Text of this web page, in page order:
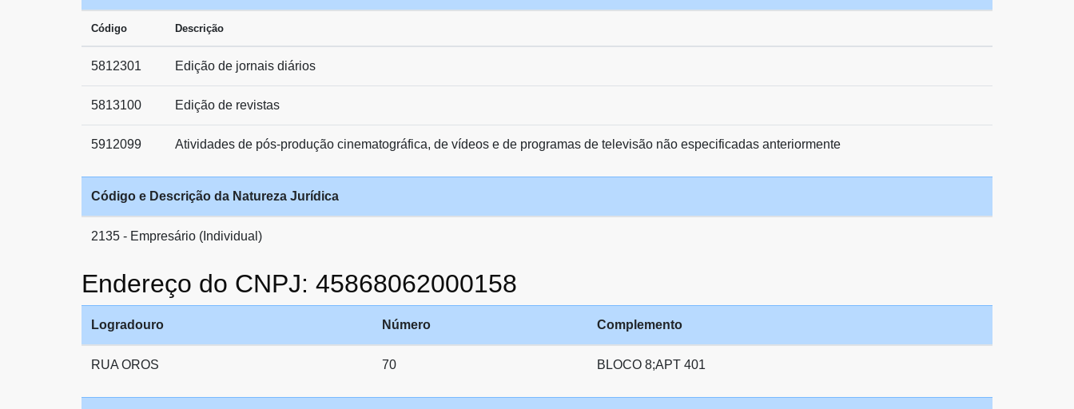
Código Descrição
5812301 Edição de jornais diários
5813100 Edição de revistas
5912099 Atividades de pós-produção cinematográfica, de vídeos e de programas de televisão não especificadas anteriormente
Código e Descrição da Natureza Jurídica
2135 - Empresário (Individual)
Endereço do CNPJ: 45868062000158
Logradouro Número Complemento
RUA OROS 70 BLOCO 8;APT 401